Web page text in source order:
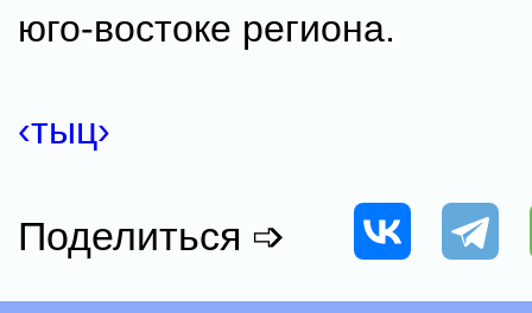
юго-востоке региона.
‹тыц›
Поделиться ➩